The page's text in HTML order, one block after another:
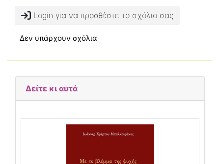
Login για να προσθέστε το σχόλιο σας
Δεν υπάρχουν σχόλια
Δείτε κι αυτά